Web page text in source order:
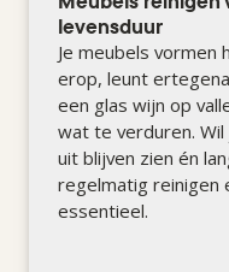
levensduur
Je meubels vormen
erop, leunt
een glas wijn op
wat te verduren.
uit blijven zien én
regelmatig reinigen
essentieel.